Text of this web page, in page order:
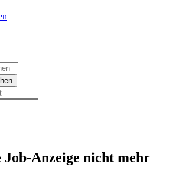
Job-Anzeige nicht mehr